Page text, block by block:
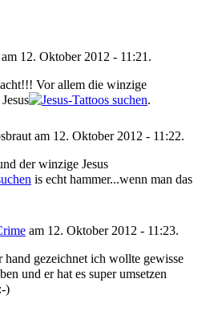
am 12. Oktober 2012 - 11:21.
Vor allem die winzige
.
am 12. Oktober 2012 - 11:22.
der winzige Jesus
is echt hammer...wenn man das
am 12. Oktober 2012 - 11:23.
hand gezeichnet ich wollte gewisse
und er hat es super umsetzen
)